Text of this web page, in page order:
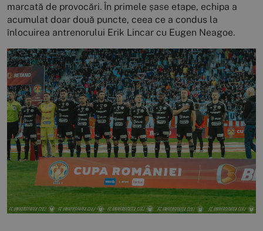
marcată de provocări. În primele șase etape, echipa a
acumulat doar două puncte, ceea ce a condus la
înlocuirea antrenorului Erik Lincar cu Eugen Neagoe.